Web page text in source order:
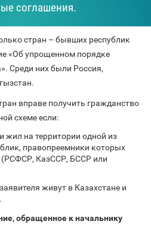
соглашения.
стран – бывших республик
«Об упрощенном порядке
Среди них были Россия,
вправе получить гражданство
схеме если:
на территории одной из
правопреемники которых
(РСФСР, КазССР, БССР или
живут в Казахстане и
обращенное к начальнику